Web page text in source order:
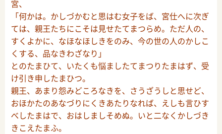
宮、
「何かは。かしづかむと思はむ女子をば、宮仕へに次ぎ
ては、親王たちにこそは見せたてまつらめ。ただ人の、
すくよかに、なほなほしきをのみ、今の世の人のかしこ
くする、品なきわざなり」
とのたまひて、いたくも悩ましたてまつりたまはず、受
け引き申したまひつ。
親王、あまり怨みどころなきを、さうざうしと思せど、
おほかたのあなづりにくきあたりなれば、えしも言ひす
べしたまはで、おはしましそめぬ。いと二なくかしづき
きこえたまふ。